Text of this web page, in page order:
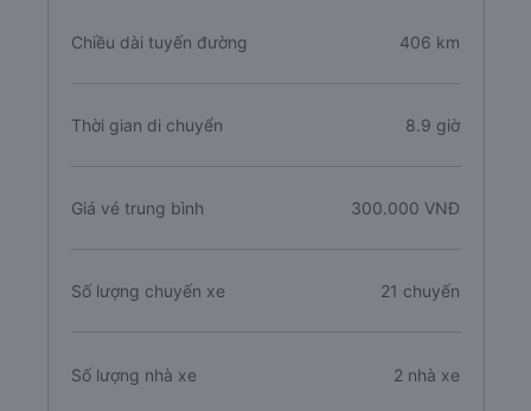
Chiều dài tuyến đường 406 km
Thời gian di chuyển 8.9 giờ
Giá vé trung bình 300.000 VNĐ
Số lượng chuyến xe 21 chuyến
Số lượng nhà xe 2 nhà xe